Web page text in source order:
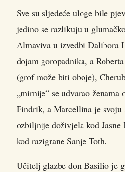
Sve su sljedeće uloge bile
jedino se razlikuju u
Almaviva u izvedbi Dalibora
dojam goropadnika, a
(grof može biti oboje),
„mirnije“ se udvarao ženama
Findrik, a Marcellina je svoju
ozbiljnije doživjela kod Jasne
kod razigrane Sanje Toth.
Učitelj glazbe don Basilio je